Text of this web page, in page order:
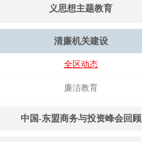
义思想主题教育
清廉机关建设
全区动态
廉洁教育
中国-东盟商务与投资峰会回顾